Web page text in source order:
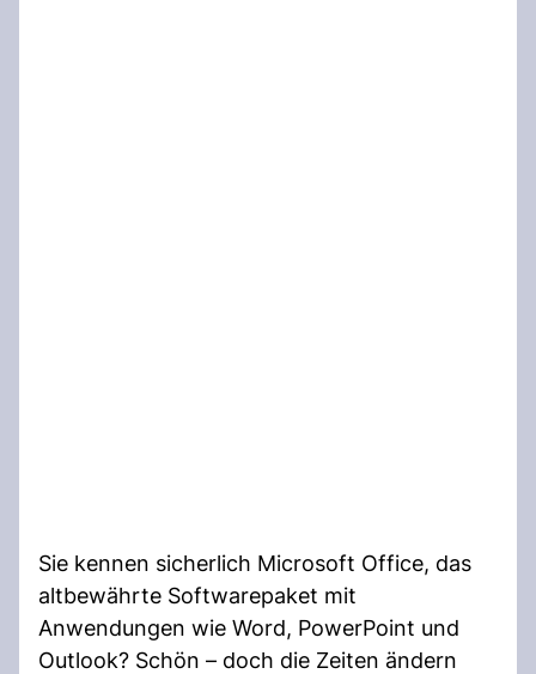
Sie kennen sicherlich Microsoft Office, das
altbewährte Softwarepaket mit
Anwendungen wie Word, PowerPoint und
Outlook? Schön – doch die Zeiten ändern